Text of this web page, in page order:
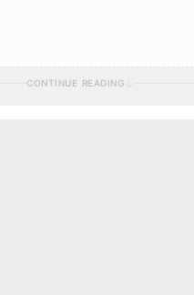
CONTINUE READING